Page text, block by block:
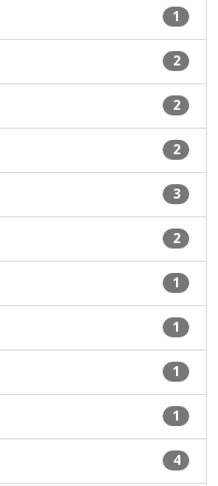
1
2
2
2
3
2
1
1
1
1
4